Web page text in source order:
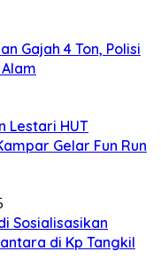
Gajah 4 Ton, Polisi
Lestari HUT
Gelar Fun Run
Sosialisasikan
di Kp Tangkil